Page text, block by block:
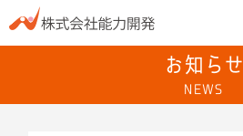
お知らせ
NEWS